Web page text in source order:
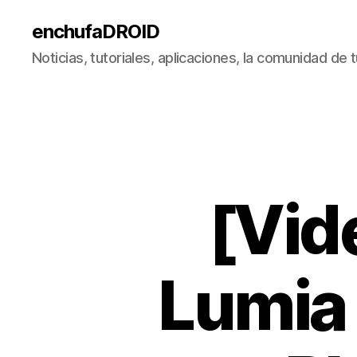
enchufaDROID
Noticias, tutoriales, aplicaciones, la comunidad de